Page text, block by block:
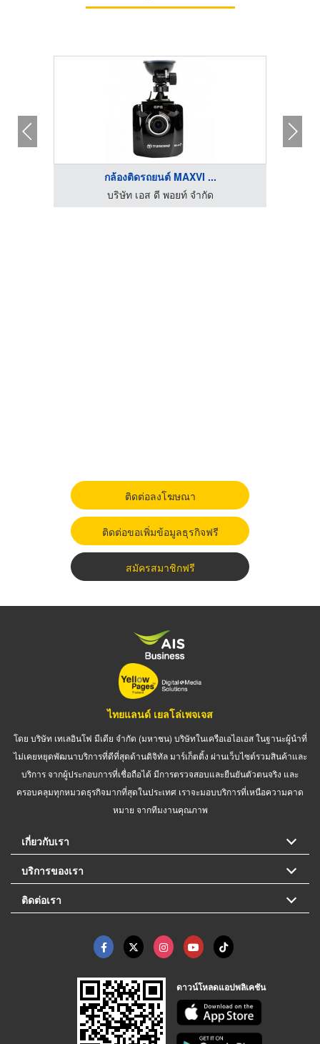
กล้องติดรถยนต์ MAXVI ...
บริษัท เอส ดี พอยท์ จำกัด
ติดต่อลงโฆษณา
ติดต่อขอเพิ่มข้อมูลธุรกิจฟรี
สมัครสมาชิกฟรี
ไทยแลนด์ เยลโล่เพจเจส
โดย บริษัท เทเลอินโฟ มีเดีย จำกัด (มหาชน) บริษัทในเครือเอไอเอส ในฐานะผู้นำที่
ไม่เคยหยุดพัฒนาบริการที่ดีที่สุดด้านดิจิทัล มาร์เก็ตติ้ง ผ่านเว็บไซต์รวมสินค้าและ
บริการ จากผู้ประกอบการที่เชื่อถือได้ มีการตรวจสอบและยืนยันตัวตนจริง และ
ครอบคลุมทุกหมวดธุรกิจมากที่สุดในประเทศ เราจะมอบบริการที่เหนือความคาด
หมาย จากทีมงานคุณภาพ
เกี่ยวกับเรา
บริการของเรา
ติดต่อเรา
ดาวน์โหลดแอปพลิเคชัน